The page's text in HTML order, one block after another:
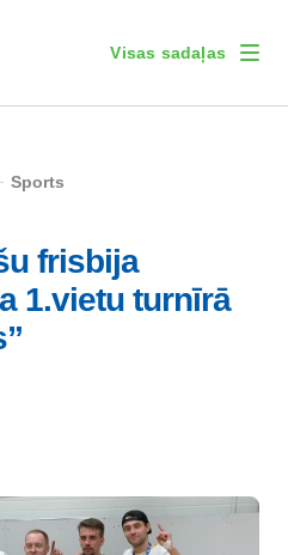
Visas sadaļas
Sports
frisbija
1.vietu turnīrā